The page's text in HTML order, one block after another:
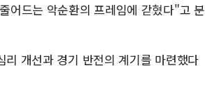
어드는 악순환의 프레임에 갇혔다"고 분
개선과 경기 반전의 계기를 마련했다